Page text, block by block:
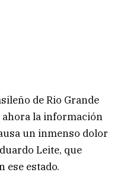
de Rio Grande
ahora la información
un inmenso dolor
Leite, que
ese estado.